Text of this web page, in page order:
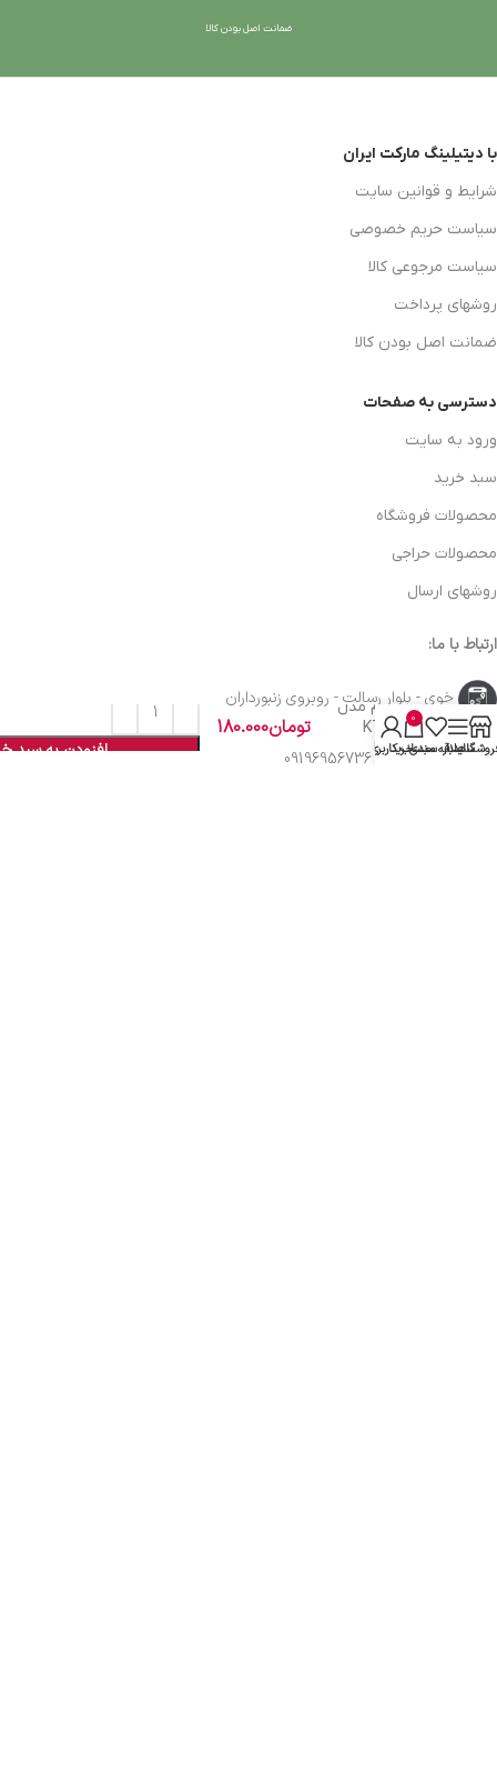
ضمانت اصل بودن کالا
با دیتیلینگ مارکت ایران
شرایط و قوانین سایت
سیاست حریم خصوصی
سیاست مرجوعی کالا
روشهای پرداخت
ضمانت اصل بودن کالا
دسترسی به صفحات
ورود به سایت
سبد خرید
محصولات فروشگاه
محصولات حراجی
روشهای ارسال
ارتباط با ما:
خوی - بلوار رسالت - روبروی زنبورداران
واحد فروش: 09196956736
کی تی ام مدل
KTM Car
Interior
Removal Tool
تومان180.000
افزودن به سبد سایدبار
علاقه مندی
0
سبد خرید
حساب کاربری من